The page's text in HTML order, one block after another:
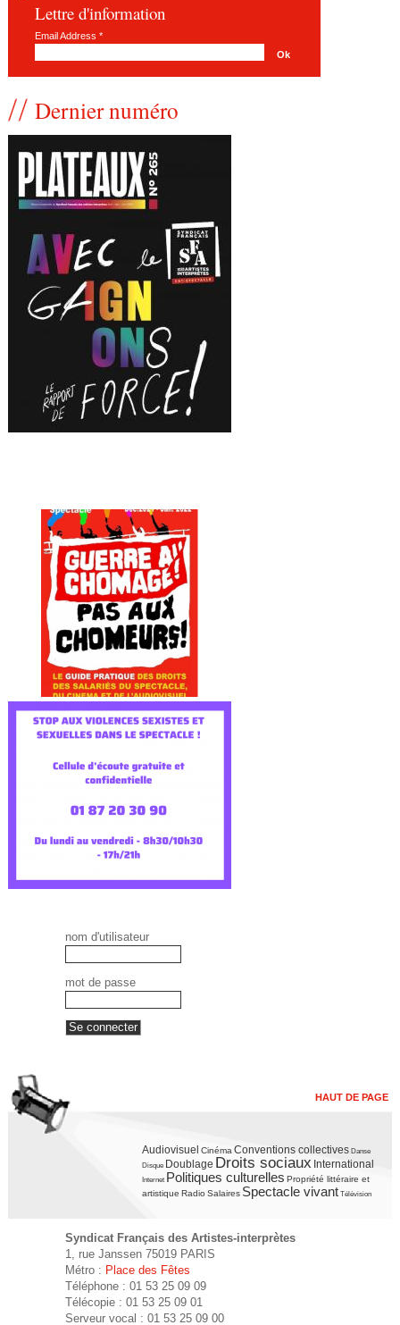
Lettre d'information
Email Address *
Dernier numéro
nom d'utilisateur
mot de passe
HAUT DE PAGE
Audiovisuel Cinéma Conventions collectives Danse
Disque Doublage Droits sociaux International
Internet Politiques culturelles Propriété littéraire et
artistique Radio Salaires Spectacle vivant Télévision
Syndicat Français des Artistes-interprètes
1, rue Janssen 75019 PARIS
Métro : Place des Fêtes
Téléphone : 01 53 25 09 09
Télécopie : 01 53 25 09 01
Serveur vocal : 01 53 25 09 00